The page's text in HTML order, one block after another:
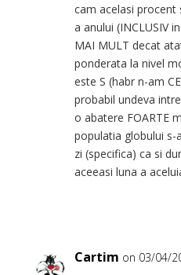
cam acelasi procent
a anului (INCLUSIV
MAI MULT decat
ponderata la nivel
este S (habr n-am
probabil undeva
o abatere FOARTE
populatia globului s-
zi (specifica) ca si
aceeasi luna a
Cartim on 03/04/